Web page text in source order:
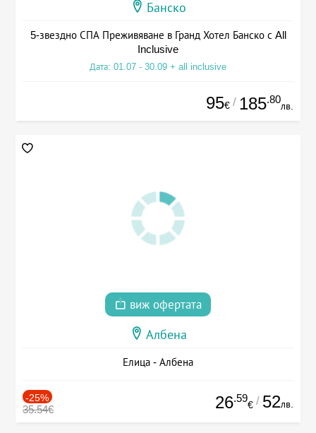
Банско
5-звездно СПА Преживяване в Гранд Хотел Банско с All
Inclusive
Дата: 01.07 - 30.09 + all inclusive
95€ / 185.80
лв.
виж офертата
Албена
Елица - Албена
-25%
35.54€ 26.59
€ / 52лв.